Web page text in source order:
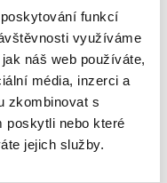
funkcí
využíváme
náš web používáte,
média, inzerci a
zkombinovat s
poskytli nebo které
jejich služby.